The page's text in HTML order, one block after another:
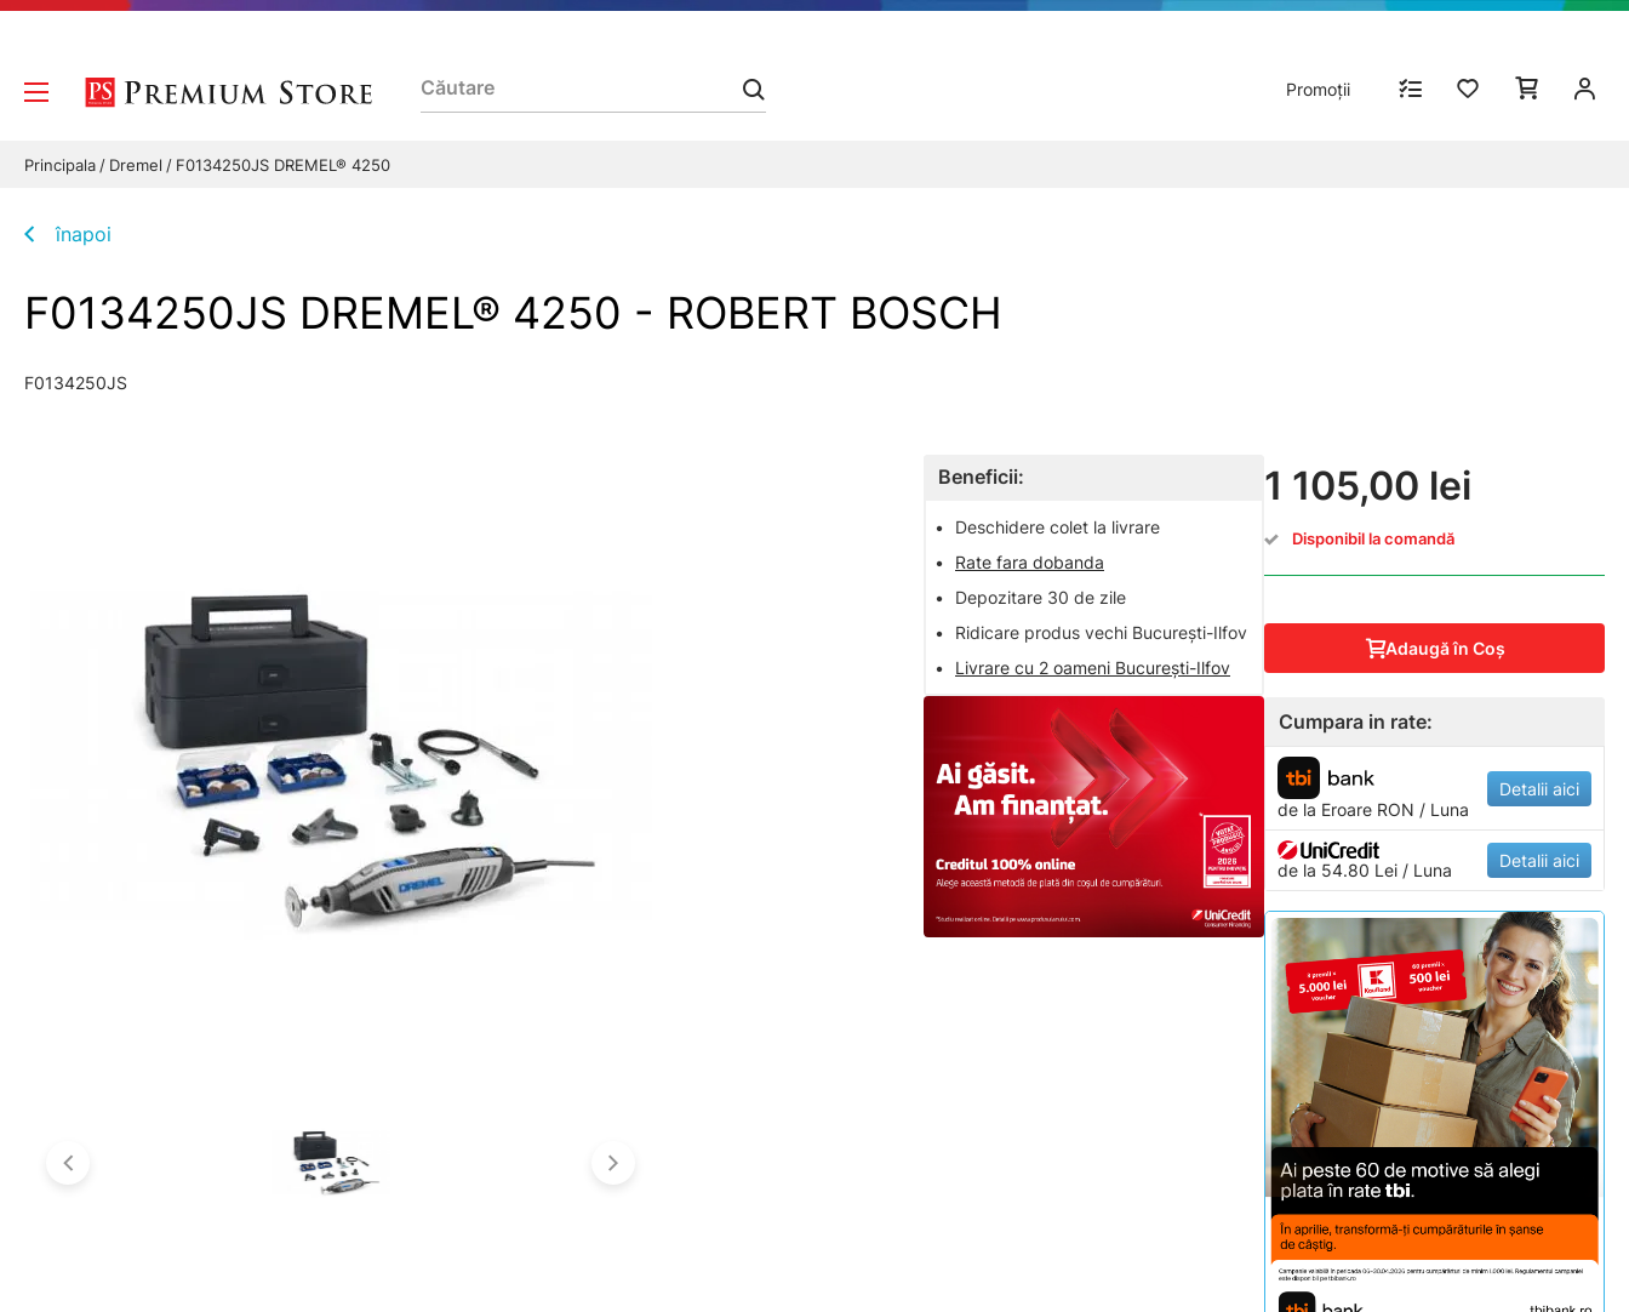
Promoții
Principala Dremel F0134250JS DREMEL® 4250
înapoi
F0134250JS DREMEL® 4250 - ROBERT BOSCH
F0134250JS
Beneficii:
•
Deschidere colet la livrare
•
Rate fara dobanda
•
Depozitare 30 de zile
•
Ridicare produs vechi București-Ilfov
•
Livrare cu 2 oameni București-Ilfov
1 105,00 lei
Disponibil la comandă
Adaugă în Coş
Cumpara in rate:
de la Eroare RON / Luna
Detalii aici
de la 54.80 Lei / Luna Detalii aici